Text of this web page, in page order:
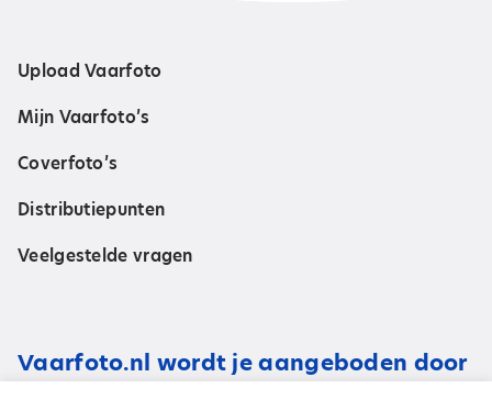
Upload Vaarfoto
Mijn Vaarfoto’s
Coverfoto’s
Distributiepunten
Veelgestelde vragen
Vaarfoto.nl wordt je aangeboden door